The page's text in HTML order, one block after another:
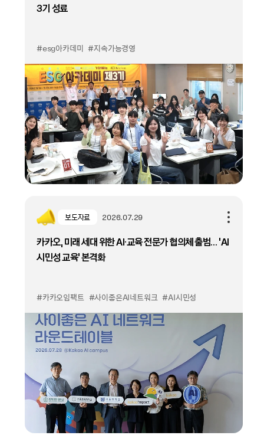
3기 성료
#esg아카데미 #지속가능경영
보도자료 2026.07.29
카카오, 미래 세대 위한 AI·교육 전문가 협의체 출범… ‘AI
시민성 교육’ 본격화
#카카오임팩트 #사이좋은AI네트워크 #AI시민성